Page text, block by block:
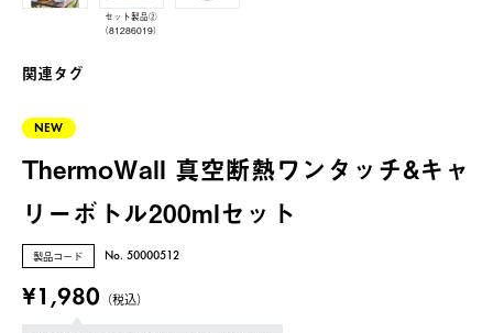
セット製品②
（81286019）
関連タグ
NEW
ThermoWall 真空断熱ワンタッチ&キャ
リーボトル200mlセット
製品コード No. 50000512
¥1,980 （税込）